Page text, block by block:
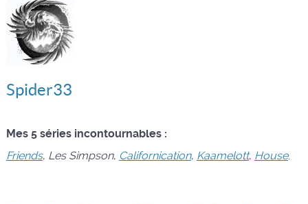
Spider33
Mes 5 séries incontournables :
Friends, Les Simpson, Californication, Kaamelott, House.